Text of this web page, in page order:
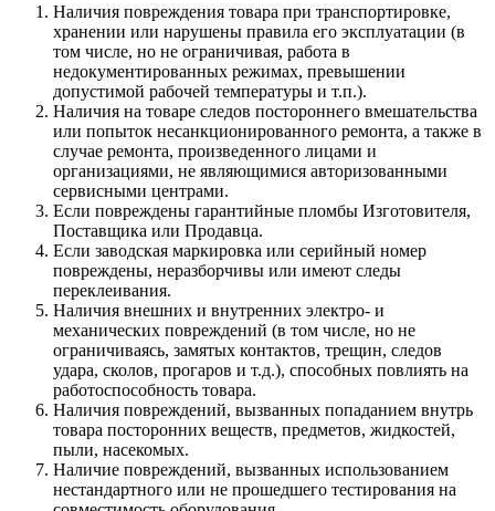
Наличия повреждения товара при транспортировке,
хранении или нарушены правила его эксплуатации (в
том числе, но не ограничивая, работа в
недокументированных режимах, превышении
допустимой рабочей температуры и т.п.).
Наличия на товаре следов постороннего вмешательства
или попыток несанкционированного ремонта, а также в
случае ремонта, произведенного лицами и
организациями, не являющимися авторизованными
сервисными центрами.
Если повреждены гарантийные пломбы Изготовителя,
Поставщика или Продавца.
Если заводская маркировка или серийный номер
повреждены, неразборчивы или имеют следы
переклеивания.
Наличия внешних и внутренних электро- и
механических повреждений (в том числе, но не
ограничиваясь, замятых контактов, трещин, следов
удара, сколов, прогаров и т.д.), способных повлиять на
работоспособность товара.
Наличия повреждений, вызванных попаданием внутрь
товара посторонних веществ, предметов, жидкостей,
пыли, насекомых.
Наличие повреждений, вызванных использованием
нестандартного или не прошедшего тестирования на